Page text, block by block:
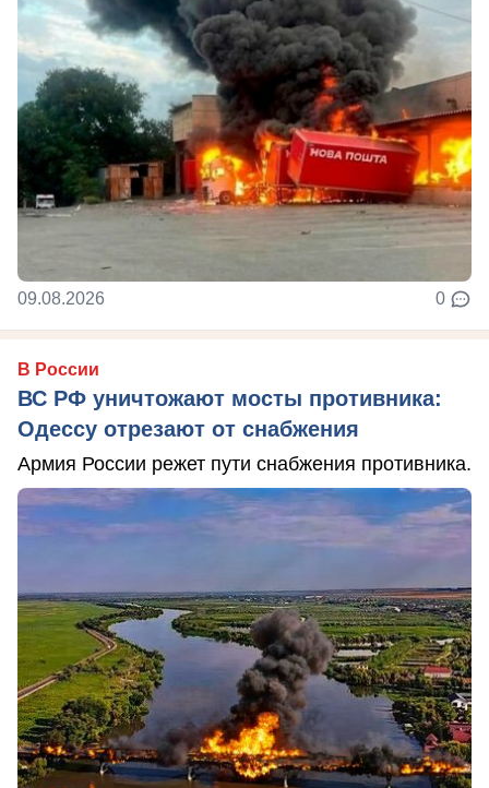
09.08.2026 0
В России
ВС РФ уничтожают мосты противника:
Одессу отрезают от снабжения
Армия России режет пути снабжения противника.